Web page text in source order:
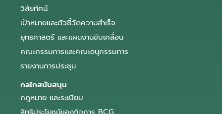
วิสัยทัศน์
เป้าหมายและตัวชี้วัดความสำเร็จ
ยุทธศาสตร์ และแผนงานขับเคลื่อน
คณะกรรมการและคณะอนุกรรมการ
รายงานการประชุม
กลไกสนับสนุน
กฎหมาย และระเบียบ